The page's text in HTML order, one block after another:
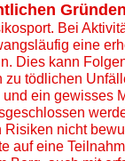
Bei
eine
Dies kann
zu tödlichen
ein gewisses
Risiken nicht
auf eine